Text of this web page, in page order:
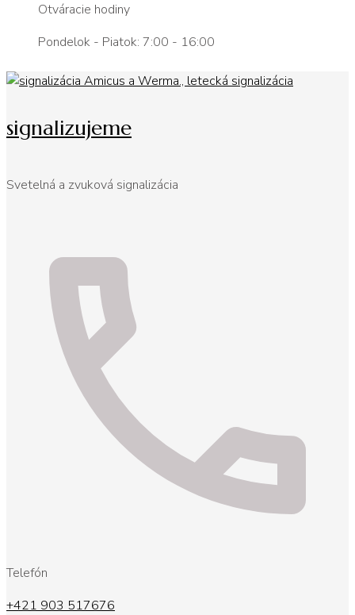
Otváracie hodiny
Pondelok - Piatok: 7:00 - 16:00
signalizujeme
Svetelná a zvuková signalizácia
Telefón
+421 903 517676